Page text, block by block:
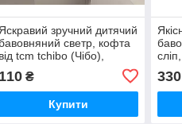
Яскравий зручний дитячий
светр, кофта
від tcm tchibo (Чібо),
110₴
Купити
74-
330